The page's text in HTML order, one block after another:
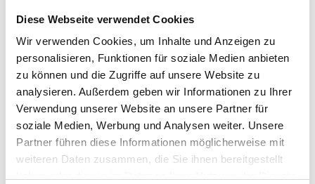
Diese Webseite verwendet Cookies
Wir verwenden Cookies, um Inhalte und Anzeigen zu
personalisieren, Funktionen für soziale Medien anbieten
zu können und die Zugriffe auf unsere Website zu
analysieren. Außerdem geben wir Informationen zu Ihrer
Verwendung unserer Website an unsere Partner für
soziale Medien, Werbung und Analysen weiter. Unsere
Partner führen diese Informationen möglicherweise mit
weiteren Daten zusammen, die Sie ihnen bereitgestellt
Wasser und einem sauberen Tuch. Das tägliche Abstauben
passiert man besten mit einem trockenen, sauberen
nichtfasernden Tuch.
Besonderheit
mit Tür(en) und Schublade(n)
jeder Unterschrank ein Unikat